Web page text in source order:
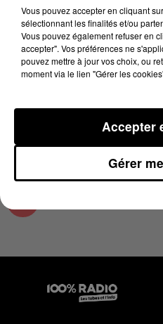
30 mars 2023 - 1 min 13 sec
L'AGENDA DU GERS
30/03/2023
Vous pouvez accepter en cliquant
sélectionnant les finalités et/ou
Vous pouvez également refuser en
accepter". Vos préférences ne
pouvez mettre à jour vos choix, ou
moment via le lien "Gérer les
Gérer
Accepter